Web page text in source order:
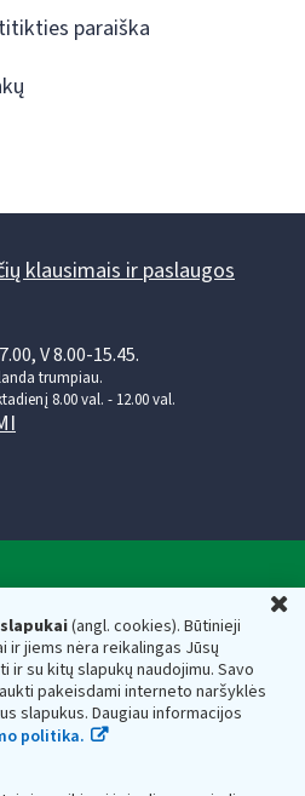
(angl. cookies). Būtinieji
ir jiems nėra reikalingas Jūsų
su kitų slapukų naudojimu. Savo
pakeisdami interneto naršyklės
slapukus. Daugiau informacijos
politika.
paraiška
klausimais ir paslaugos
V 8.00-15.45.
trumpiau.
8.00 val. - 12.00 val.
prie Lietuvos
kodas — 188659752,
01107 Vilnius, Lietuva, el.paštas:
adresas 188659752
inspekciją prie Lietuvos
kaupiami ir saugomi Juridinių